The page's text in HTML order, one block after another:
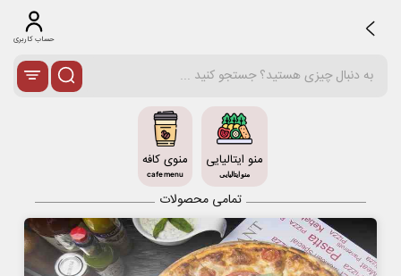
حساب کاربری
منو ایتالیایی
منو ایتالیایی
منوی کافه
cafe menu
تمامی محصولات